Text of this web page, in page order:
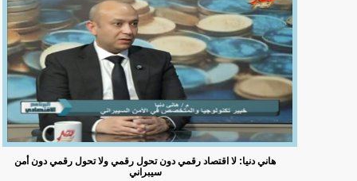
هاني دنيا: لا اقتصاد رقمي دون تحول رقمي ولا تحول رقمي دون أمن
سيبراني